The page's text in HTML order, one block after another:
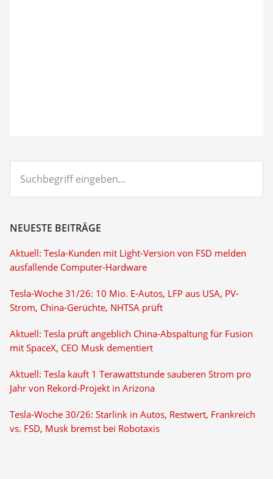
eingeben...
NEUESTE BEITRÄGE
Aktuell: Tesla-Kunden mit Light-Version von FSD melden
ausfallende Computer-Hardware
Tesla-Woche 31/26: 10 Mio. E-Autos, LFP aus USA, PV-
Strom, China-Gerüchte, NHTSA prüft
Aktuell: Tesla prüft angeblich China-Abspaltung für Fusion
mit SpaceX, CEO Musk dementiert
Aktuell: Tesla kauft 1 Terawattstunde sauberen Strom pro
Jahr von Rekord-Projekt in Arizona
Tesla-Woche 30/26: Starlink in Autos, Restwert, Frankreich
vs. FSD, Musk bremst bei Robotaxis